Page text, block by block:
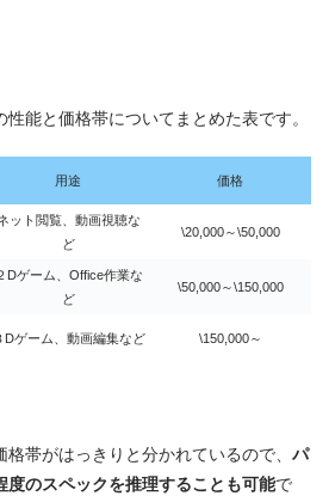
能と価格帯についてまとめた表です。
用途 価格
ット閲覧、動画視聴な
ど
\20,000～\50,000
Dゲーム、Office作業な
ど
\50,000～\150,000
Dゲーム、動画編集など \150,000～
帯がはっきりと分かれているので、 パ
度のスペックを推理することも可能で